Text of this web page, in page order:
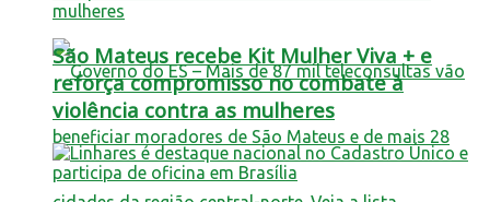
São Mateus recebe Kit Mulher Viva + e
reforça compromisso no combate à
violência contra as mulheres